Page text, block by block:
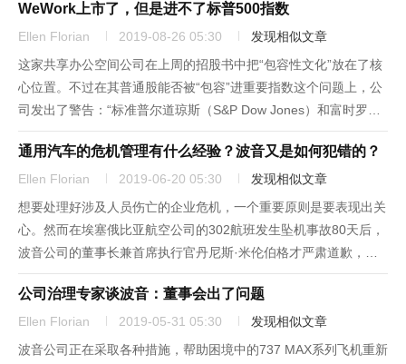
高。“在过去，我们也看到像谷歌和Facebook等公司上市...
WeWork上市了，但是进不了标普500指数
Ellen Florian 2019-08-26 05:30
发现相似文章
这家共享办公空间公司在上周的招股书中把“包容性文化”放在了核
心位置。不过在其普通股能否被“包容”进重要指数这个问题上，公
司发出了警告：“标准普尔道琼斯（S&P Dow Jones）和富时罗素
（FTSE Russell）已经宣布调整公开上市公司股票被纳入特定指数
的合格标准，其中就包括标普500指数。调...
通用汽车的危机管理有什么经验？波音又是如何犯错的？
Ellen Florian 2019-06-20 05:30
发现相似文章
想要处理好涉及人员伤亡的企业危机，一个重要原则是要表现出关
心。然而在埃塞俄比亚航空公司的302航班发生坠机事故80天后，
波音公司的董事长兼首席执行官丹尼斯·米伦伯格才严肃道歉，此
时距狮航的610航班失事已经达5个月之久，两次事故航班的机型
都是737 MAX飞机，共导致346人丧生。“我亲自向遇难者的...
公司治理专家谈波音：董事会出了问题
Ellen Florian 2019-05-31 05:30
发现相似文章
波音公司正在采取各种措施，帮助困境中的737 MAX系列飞机重新